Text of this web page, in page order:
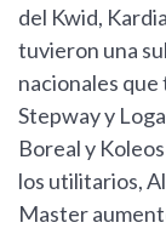
del Kwid,
tuvieron una
nacionales que
Stepway y
Boreal y
los utilitarios,
Master